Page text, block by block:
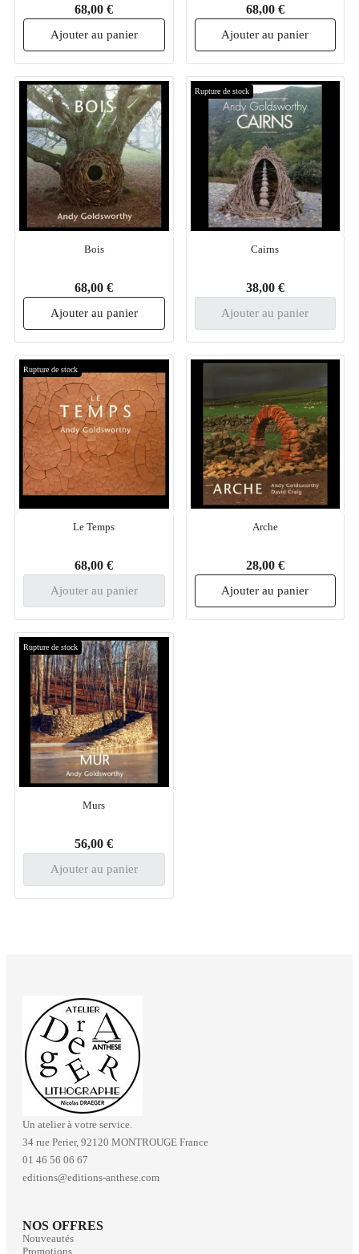
68,00 €
Ajouter au panier
68,00 €
Ajouter au panier
Bois
68,00 €
Ajouter au panier
Rupture de stock
Cairns
38,00 €
Ajouter au panier
Rupture de stock
Le Temps
68,00 €
Ajouter au panier
Arche
28,00 €
Ajouter au panier
Rupture de stock
Murs
56,00 €
Ajouter au panier
Un atelier à votre service.
34 rue Perier, 92120 MONTROUGE France
01 46 56 06 67
editions@editions-anthese.com
NOS OFFRES
Nouveautés
Promotions